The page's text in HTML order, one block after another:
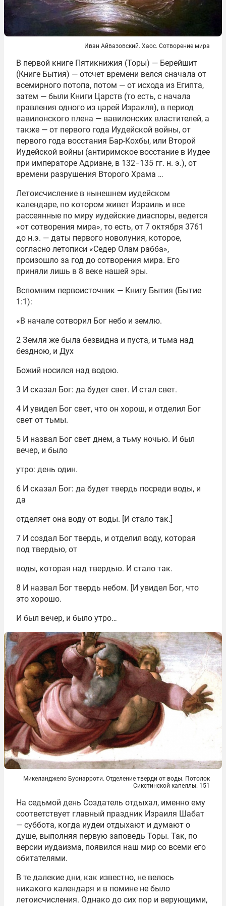
Иван Айвазовский. Хаос. Сотворение мира
В первой книге Пятикнижия (Торы) — Берейшит
(Книге Бытия) — отсчет времени велся сначала от
всемирного потопа, потом — от исхода из Египта,
затем — были Книги Царств (то есть, с начала
правления одного из царей Израиля), в период
вавилонского плена — вавилонских властителей, а
также — от первого года Иудейской войны, от
первого года восстания Бар-Кохбы, или Второй
Иудейской войны (антиримское восстание в Иудее
при императоре Адриане, в 132−135 гг. н. э.), от
времени разрушения Второго Храма …
Летоисчисление в нынешнем иудейском
календаре, по котором живет Израиль и все
рассеянные по миру иудейские диаспоры, ведется
«от сотворения мира», то есть, от 7 октября 3761
до н.э. — даты первого новолуния, которое,
согласно летописи «Седер Олам рабба»,
произошло за год до сотворения мира. Его
приняли лишь в 8 веке нашей эры.
Вспомним первоисточник — Книгу Бытия (Бытие
1:1):
«В начале сотворил Бог небо и землю.
2 Земля же была безвидна и пуста, и тьма над
бездною, и Дух
Божий носился над водою.
3 И сказал Бог: да будет свет. И стал свет.
4 И увидел Бог свет, что он хорош, и отделил Бог
свет от тьмы.
5 И назвал Бог свет днем, а тьму ночью. И был
вечер, и было
утро: день один.
6 И сказал Бог: да будет твердь посреди воды, и
да
отделяет она воду от воды. [И стало так.]
7 И создал Бог твердь, и отделил воду, которая
под твердью, от
воды, которая над твердью. И стало так.
8 И назвал Бог твердь небом. [И увидел Бог, что
это хорошо.
И был вечер, и было утро…
Микеланджело Буонарроти. Отделение тверди от воды. Потолок
Сикстинской капеллы. 151
На седьмой день Создатель отдыхал, именно ему
соответствует главный праздник Израиля Шабат
— суббота, когда иудеи отдыхают и думают о
душе, выполняя первую заповедь Торы. Так, по
версии иудаизма, появился наш мир со всеми его
обитателями.
В те далекие дни, как известно, не велось
никакого календаря и в помине не было
летоисчисления. Однако до сих пор и верующими,